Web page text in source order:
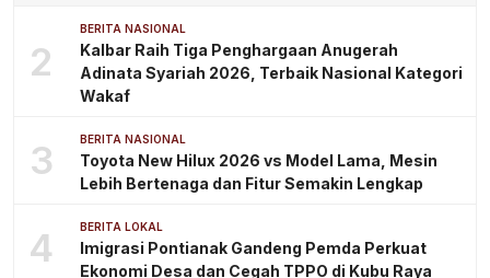
2
BERITA NASIONAL
Kalbar Raih Tiga Penghargaan Anugerah
Adinata Syariah 2026, Terbaik Nasional Kategori
Wakaf
3 BERITA NASIONAL
Toyota New Hilux 2026 vs Model Lama, Mesin
Lebih Bertenaga dan Fitur Semakin Lengkap
4 BERITA LOKAL
Imigrasi Pontianak Gandeng Pemda Perkuat
Ekonomi Desa dan Cegah TPPO di Kubu Raya